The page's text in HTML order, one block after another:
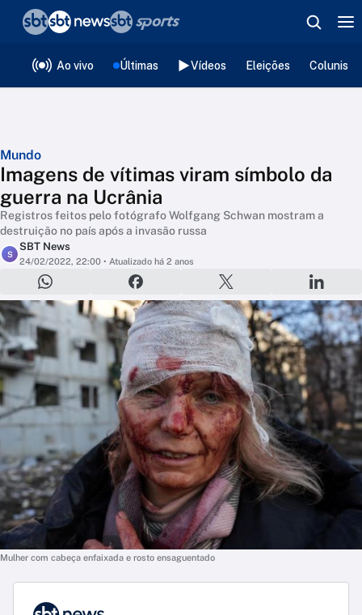
Ao vivo Últimas Vídeos Eleições
Mundo
Imagens de vítimas viram símbolo da
guerra na Ucrânia
Registros feitos pelo fotógrafo Wolfgang Schwan mostram a
destruição no país após a invasão russa
S
SBT News
24/02/2022, 22:00 • Atualizado há 2 anos
Mulher com cabeça enfaixada e rosto ensaguentado
❮voltar
Editorias